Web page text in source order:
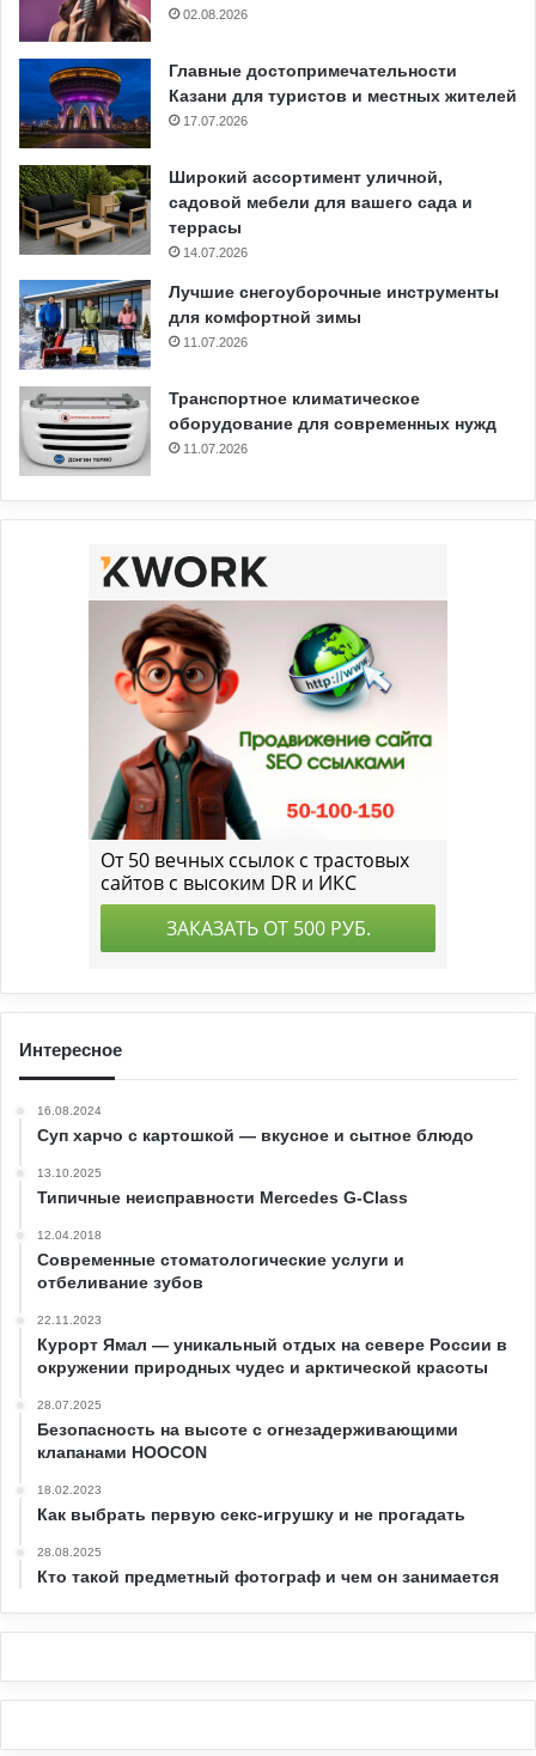
02.08.2026
Главные достопримечательности
Казани для туристов и местных жителей
17.07.2026
Широкий ассортимент уличной,
садовой мебели для вашего сада и
террасы
14.07.2026
Лучшие снегоуборочные инструменты
для комфортной зимы
11.07.2026
Транспортное климатическое
оборудование для современных нужд
11.07.2026
Интересное
16.08.2024
Суп харчо с картошкой — вкусное и сытное блюдо
13.10.2025
Типичные неисправности Mercedes G-Class
12.04.2018
Современные стоматологические услуги и
отбеливание зубов
22.11.2023
Курорт Ямал — уникальный отдых на севере России в
окружении природных чудес и арктической красоты
28.07.2025
Безопасность на высоте с огнезадерживающими
клапанами HOOCON
18.02.2023
Как выбрать первую секс-игрушку и не прогадать
28.08.2025
Кто такой предметный фотограф и чем он занимается